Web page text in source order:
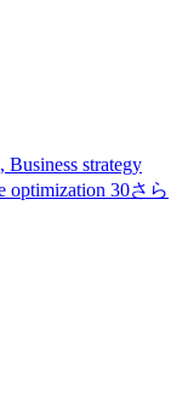
Business strategy
optimization 30さら